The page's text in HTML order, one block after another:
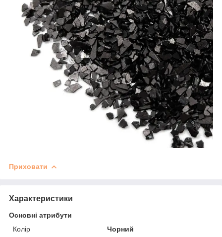
Приховати
Характеристики
Основні атрибути
Колір
Чорний